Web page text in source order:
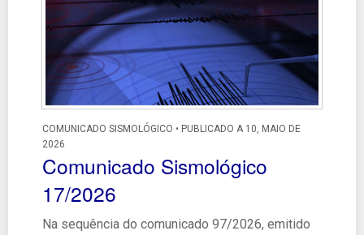
COMUNICADO SISMOLÓGICO • PUBLICADO A 10, MAIO DE
2026
Comunicado Sismológico
17/2026
Na sequência do comunicado 97/2026, emitido